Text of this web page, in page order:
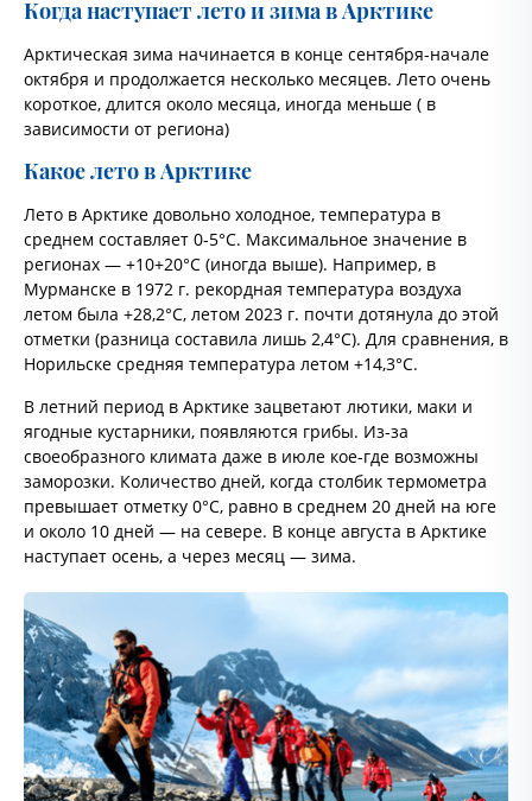
Когда наступает лето и зима в Арктике
Арктическая зима начинается в конце сентября-начале
октября и продолжается несколько месяцев. Лето очень
короткое, длится около месяца, иногда меньше ( в
зависимости от региона)
Какое лето в Арктике
Лето в Арктике довольно холодное, температура в
среднем составляет 0-5°C. Максимальное значение в
регионах — +10+20°С (иногда выше). Например, в
Мурманске в 1972 г. рекордная температура воздуха
летом была +28,2°С, летом 2023 г. почти дотянула до этой
отметки (разница составила лишь 2,4°С). Для сравнения, в
Норильске средняя температура летом +14,3°С.
В летний период в Арктике зацветают лютики, маки и
ягодные кустарники, появляются грибы. Из-за
своеобразного климата даже в июле кое-где возможны
заморозки. Количество дней, когда столбик термометра
превышает отметку 0°C, равно в среднем 20 дней на юге
и около 10 дней — на севере. В конце августа в Арктике
наступает осень, а через месяц — зима.